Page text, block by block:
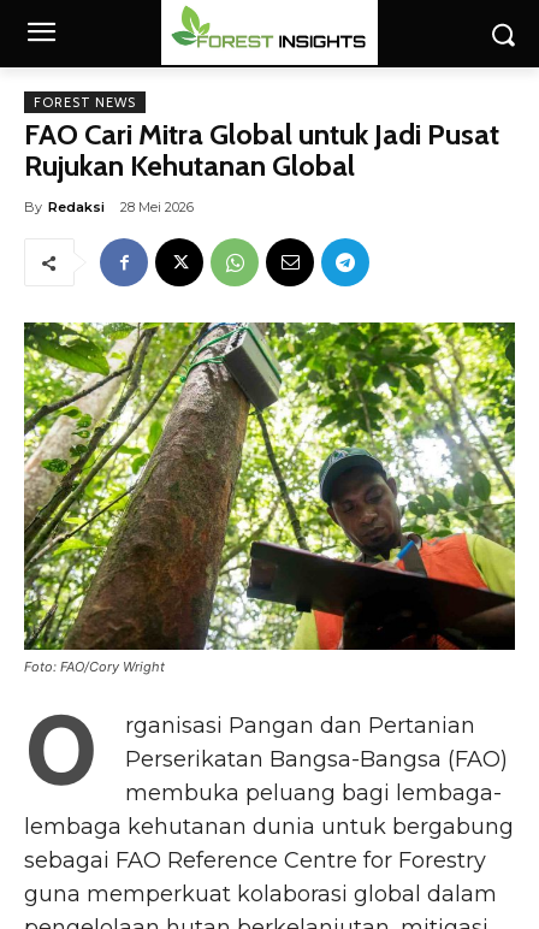
FOREST NEWS
FAO Cari Mitra Global untuk Jadi Pusat
Rujukan Kehutanan Global
By Redaksi 28 Mei 2026
Foto: FAO/Cory Wright
O
rganisasi Pangan dan Pertanian
Perserikatan Bangsa-Bangsa (FAO)
membuka peluang bagi lembaga-
lembaga kehutanan dunia untuk bergabung
sebagai FAO Reference Centre for Forestry
guna memperkuat kolaborasi global dalam